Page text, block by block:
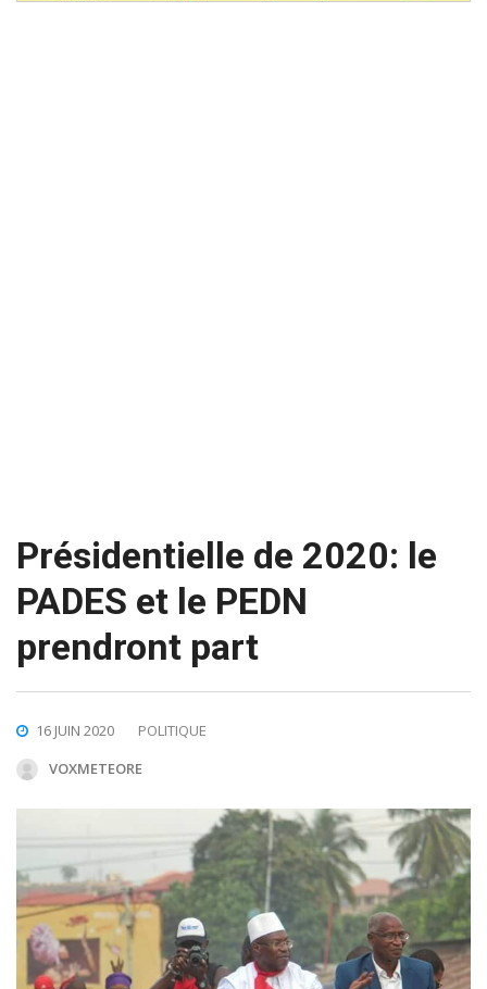
Présidentielle de 2020: le
PADES et le PEDN
prendront part
16 JUIN 2020
POLITIQUE
VOXMETEORE